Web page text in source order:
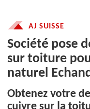
AJ SUISSE
Société pose
sur toiture
naturel
Obtenez votre
cuivre sur la